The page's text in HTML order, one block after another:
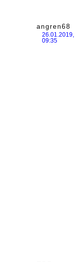
angren68
26.01.2019,
09:35